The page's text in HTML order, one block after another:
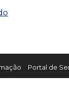
Portal de